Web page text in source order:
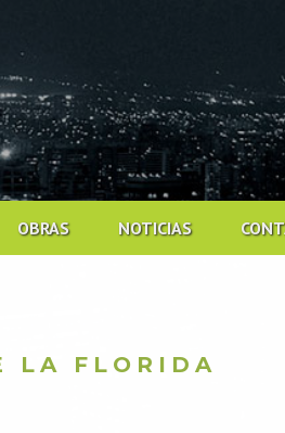
OBRAS NOTICIAS
LA FLORIDA